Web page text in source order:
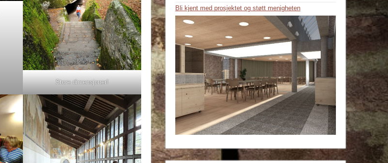
Store dimensjoner!
Bli kjent med prosjektet og støtt menigheten